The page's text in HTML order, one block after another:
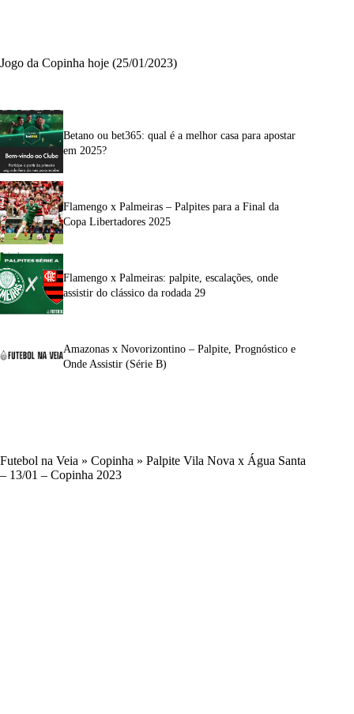
Jogo da Copinha hoje (25/01/2023)
Betano ou bet365: qual é a melhor casa para apostar
em 2025?
Flamengo x Palmeiras – Palpites para a Final da
Copa Libertadores 2025
Flamengo x Palmeiras: palpite, escalações, onde
assistir do clássico da rodada 29
Amazonas x Novorizontino – Palpite, Prognóstico e
Onde Assistir (Série B)
Futebol na Veia » Copinha » Palpite Vila Nova x Água Santa
– 13/01 – Copinha 2023